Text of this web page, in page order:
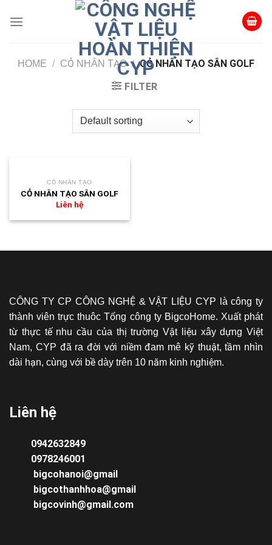
HOME / CỎ NHÂN TẠO / CỎ NHÂN TẠO SÂN GOLF
FILTER
CỎ NHÂN TẠO
CỎ NHÂN TẠO SÂN GOLF
Liên hệ
CÔNG TY CP CÔNG NGHỆ & VẬT LIỆU CYP là công ty
thành viên trực thuôc Tổng công ty BigcoHome. Xuất phát
từ thực tế nhu cầu của thị trường Vật liệu xây dựng Việt
Nam, CYP đã ra đời với niềm đam mê kỹ thuật, tầm nhìn
dài hạn, cùng với bề dày trên 10 năm kinh nghiệm.
Liên hệ
0942632849
0978246001
bigcohanoi@gmail
bigcothanhhoa@gmail
bigcovinh@gmail.com